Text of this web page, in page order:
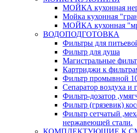
МОЙКА кухонная
Мойка кухонная
МОЙКА кухонная
ВОДОПОДГОТОВКА
Фильтры для
Фильтр для душа
Магистральные
Картриджи к
Фильтр промывной
Сепаратор воздуха и
Фильтр-дозатор
Фильтр (грязевик)
Фильтр сетчатый
нержавеющей стали.
КОМПЛЕКТУЮЩИЕ К